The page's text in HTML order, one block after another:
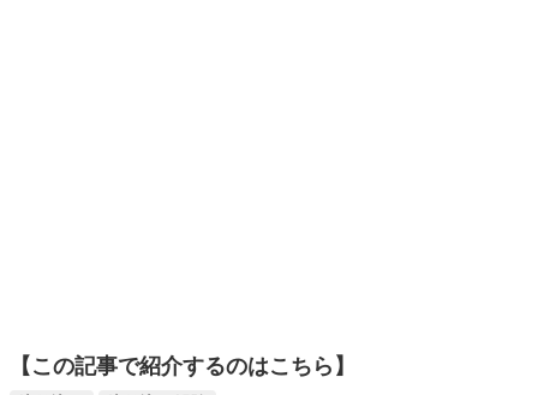
【この記事で紹介するのはこちら】